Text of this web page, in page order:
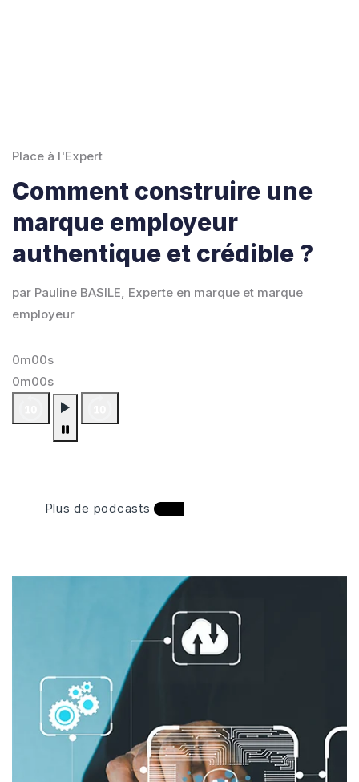
Place à l'Expert
Comment construire une
marque employeur
authentique et crédible ?
par Pauline BASILE, Experte en marque et marque
employeur
0m00s
0m00s
Plus de podcasts